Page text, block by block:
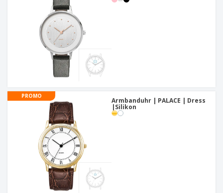
PROMO
Armbanduhr | PALACE | Dress
|Silikon